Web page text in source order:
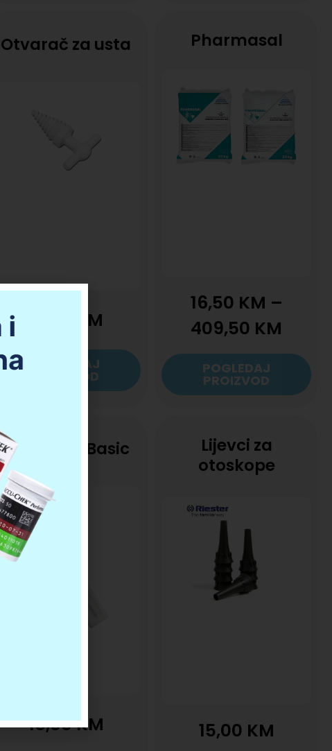
Otvarač za usta
KM
POGLEDAJ
PROIZVOD
Pharmasal
16,50 KM –
409,50 KM
POGLEDAJ
PROIZVOD
Eco Temp Basic
15,00KM
Lijevci za
otoskope
15,00 KM